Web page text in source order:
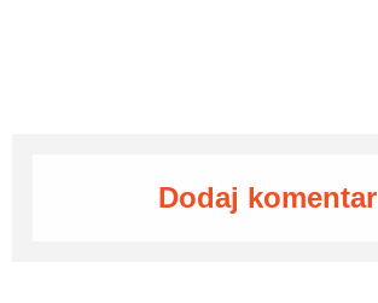
Dodaj komentar